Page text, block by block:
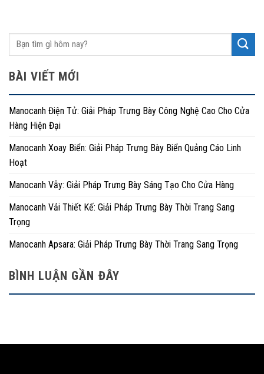
BÀI VIẾT MỚI
Manocanh Điện Tử: Giải Pháp Trưng Bày Công Nghệ Cao Cho Cửa
Hàng Hiện Đại
Manocanh Xoay Biển: Giải Pháp Trưng Bày Biển Quảng Cáo Linh
Hoạt
Manocanh Vẫy: Giải Pháp Trưng Bày Sáng Tạo Cho Cửa Hàng
Manocanh Vải Thiết Kế: Giải Pháp Trưng Bày Thời Trang Sang
Trọng
Manocanh Apsara: Giải Pháp Trưng Bày Thời Trang Sang Trọng
BÌNH LUẬN GẦN ĐÂY